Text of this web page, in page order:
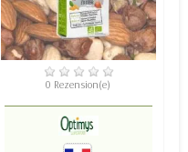
VERFÜGBAR
0 Rezension(e)